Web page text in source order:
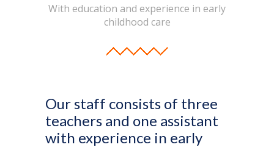
With education and experience in early
childhood care
Our staff consists of three
teachers and one assistant
with experience in early